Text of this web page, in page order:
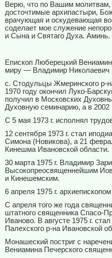
Верю, что по Вашим
досточтимые архипастыри,
врачующая и оскудевающая
соделает мое служение
и Сына и Святаго Духа. Аминь.
Епископ Люберецкий
миру — Владимир Николаевич
с. Стодульцы Жмеринского р-
1970 году окончил Луко-
получил в Московских
Духовную семинарию, а в
С 5 мая 1973 г. исполнял
12 сентября 1973 г. стал
Симона (Новикова), а 21
Кинешма Ивановской области.
30 марта 1975 г. Владимир
Высокопреосвященнейшим
и Кинешемским.
6 апреля 1975 г.
С апреля того же года
штатного священника Спасо-
Иваново. В августе 1975 г.
Палехского р-на Ивановской
Монашеский постриг с
Вениамина Печерского